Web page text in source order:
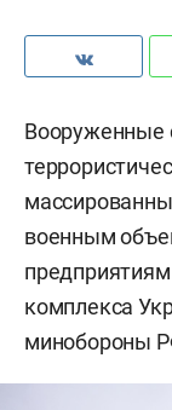
Вооруженные
военным
комплекса
минобороны